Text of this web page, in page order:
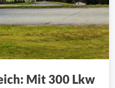
Mit 300 Lkw